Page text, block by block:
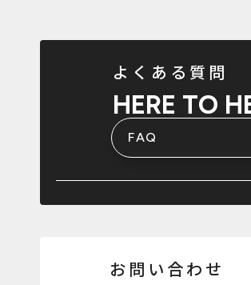
よくある質問
HERE TO
FAQ
お問い合わせ